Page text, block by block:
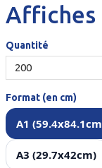
Affiches
Quantité
Format (en cm)
A1
A3 (29.7x42cm)